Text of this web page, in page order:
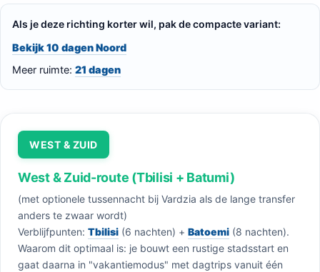
Als je deze richting korter wil, pak de compacte variant:
Bekijk 10 dagen Noord
Meer ruimte: 21 dagen
WEST & ZUID
West & Zuid-route (Tbilisi + Batumi)
(met optionele tussennacht bij Vardzia als de lange transfer
anders te zwaar wordt)
Verblijfpunten: Tbilisi (6 nachten) + Batoemi (8 nachten).
Waarom dit optimaal is: je bouwt een rustige stadsstart en
gaat daarna in "vakantiemodus" met dagtrips vanuit één